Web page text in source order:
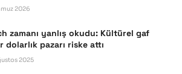
2026
zamanı yanlış okudu: Kültürel gaf
dolarlık pazarı riske attı
2025